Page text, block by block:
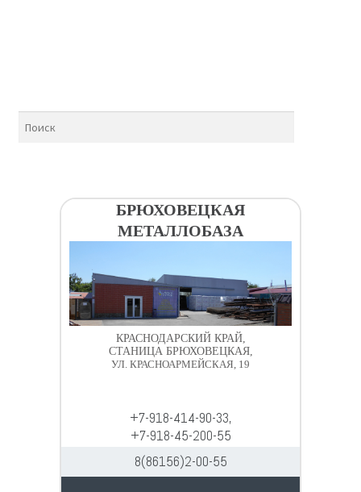
БРЮХОВЕЦКАЯ
МЕТАЛЛОБАЗА
КРАСНОДАРСКИЙ КРАЙ,
СТАНИЦА БРЮХОВЕЦКАЯ,
УЛ. КРАСНОАРМЕЙСКАЯ, 19
+7-918-414-90-33,
+7-918-45-200-55
8(86156)2-00-55